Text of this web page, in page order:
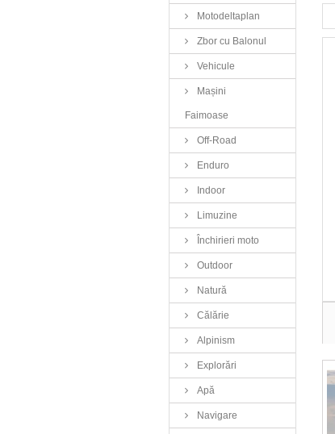
Motodeltaplan
Zbor cu Balonul
Vehicule
Mașini
Faimoase
Off-Road
Enduro
Indoor
Limuzine
Închirieri moto
Outdoor
Natură
Călărie
Alpinism
Explorări
Apă
Navigare